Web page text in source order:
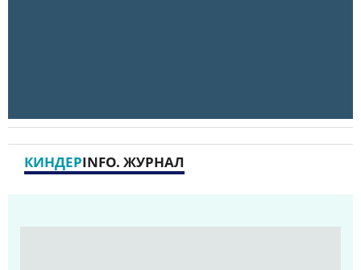
КИНДЕРINFO. ЖУРНАЛ